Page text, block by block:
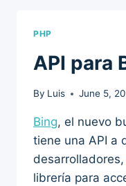
PHP
API para
By Luis June 5,
Bing, el nuevo
tiene una API a
librería para